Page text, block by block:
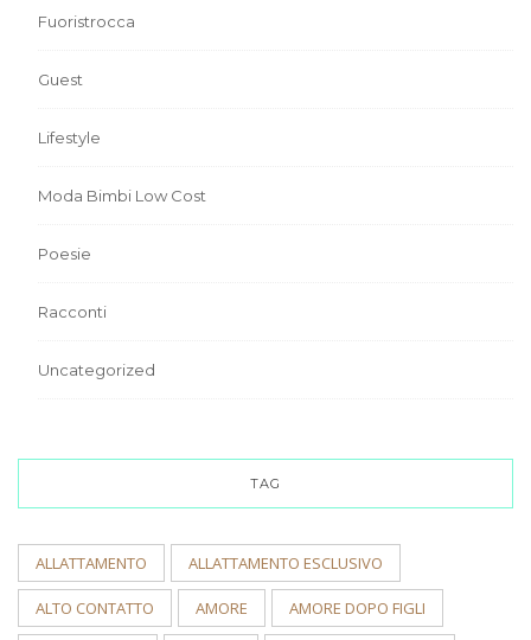
Fuoristrocca
Guest
Lifestyle
Moda Bimbi Low Cost
Poesie
Racconti
Uncategorized
TAG
ALLATTAMENTO ALLATTAMENTO ESCLUSIVO
ALTO CONTATTO AMORE AMORE DOPO FIGLI